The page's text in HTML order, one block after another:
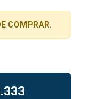
COMPRAR.